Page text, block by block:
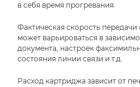
в себя время прогревания.
Фактическая скорость
может варьироваться в
документа, настроек
состояния линии связи и т.д.
Расход картриджа зависит от